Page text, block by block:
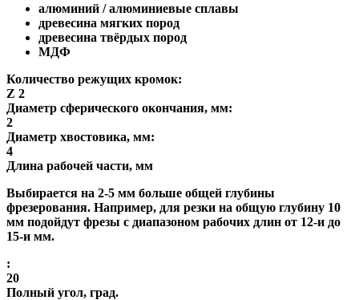
алюминий / алюминиевые сплавы
древесина мягких пород
древесина твёрдых пород
МДФ
Количество режущих кромок:
Z 2
Диаметр сферического окончания, мм:
2
Диаметр хвостовика, мм:
4
Длина рабочей части, мм
Выбирается на 2-5 мм больше общей глубины
фрезерования. Например, для резки на общую глубину 10
мм подойдут фрезы с диапазоном рабочих длин от 12-и до
15-и мм.
:
20
Полный угол, град.